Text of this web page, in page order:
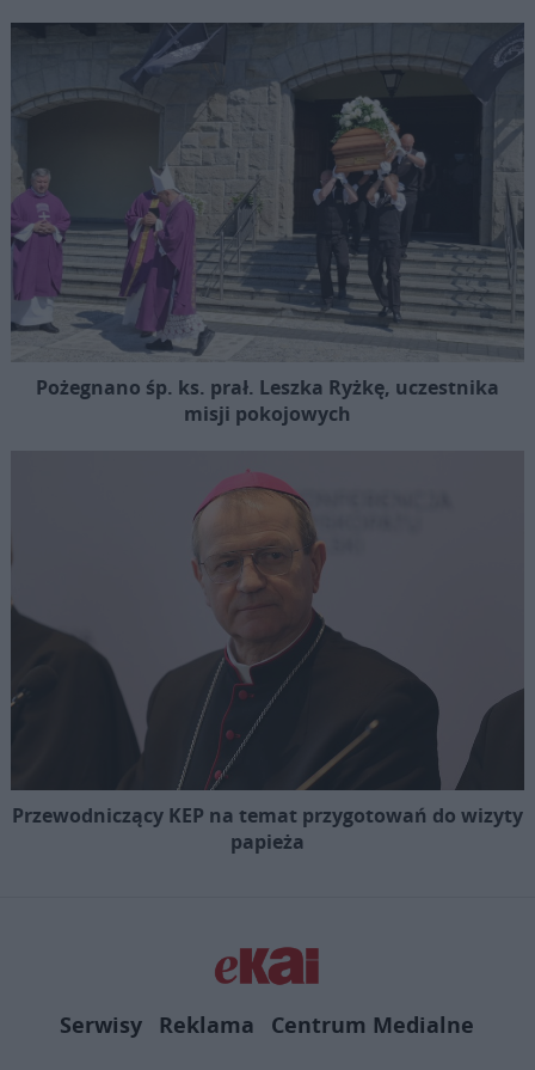
Pożegnano śp. ks. prał. Leszka Ryżkę, uczestnika
misji pokojowych
Przewodniczący KEP na temat przygotowań do wizyty
papieża
Serwisy Reklama
Centrum Medialne